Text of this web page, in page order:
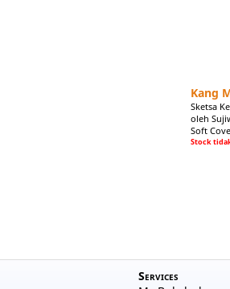
Kang
Sketsa
oleh
Soft
Stock
Services